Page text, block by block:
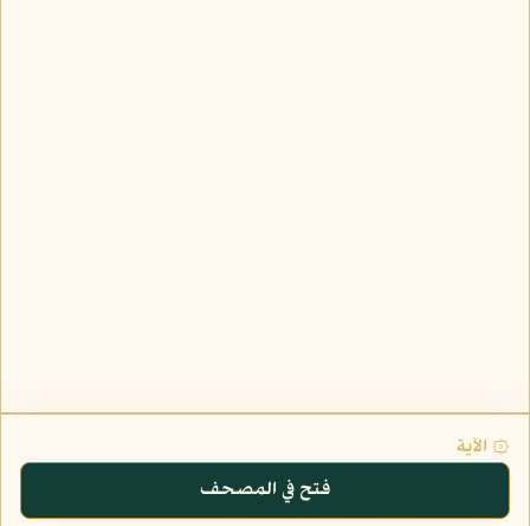
۞ الآية
فتح في المصحف